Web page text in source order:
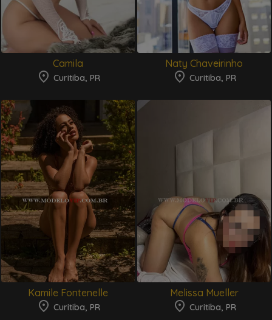
Camila
Curitiba, PR
Naty Chaveirinho
Curitiba, PR
Kamile Fontenelle
Curitiba, PR
Melissa Mueller
Curitiba, PR